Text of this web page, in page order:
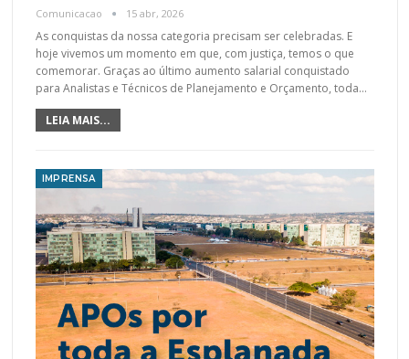
Comunicacao 15 abr, 2026
As conquistas da nossa categoria precisam ser celebradas. E
hoje vivemos um momento em que, com justiça, temos o que
comemorar. Graças ao último aumento salarial conquistado
para Analistas e Técnicos de Planejamento e Orçamento, toda…
LEIA MAIS...
IMPRENSA